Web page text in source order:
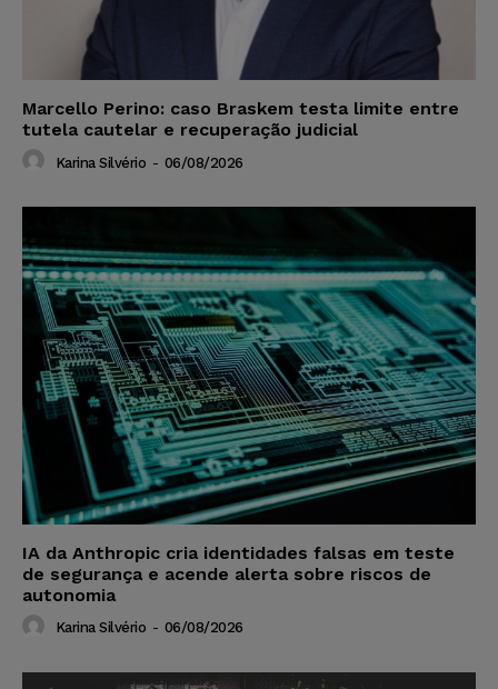
Marcello Perino: caso Braskem testa limite entre
tutela cautelar e recuperação judicial
Karina Silvério - 06/08/2026
IA da Anthropic cria identidades falsas em teste
de segurança e acende alerta sobre riscos de
autonomia
Karina Silvério - 06/08/2026